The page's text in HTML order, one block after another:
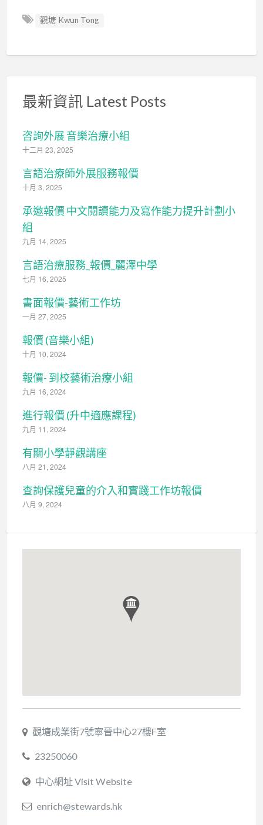
觀塘 Kwun Tong
最新資訊 Latest Posts
咨詢外展 音樂治療小組
十二月 23, 2025
言語治療師外展服務報價
十月 3, 2025
承邀報價 中文閱讀能力及寫作能力提升計劃小
組
九月 14, 2025
言語治療服務_報價_麗澤中學
七月 16, 2025
書面報價-藝術工作坊
一月 27, 2025
報價 (音樂小組)
十月 10, 2024
報價- 到校藝術治療小組
九月 16, 2024
進行報價 (升中適應課程)
九月 11, 2024
有關小學靜觀講座
八月 21, 2024
查詢保護兒童的介入和實踐工作坊報價
八月 9, 2024
觀塘成業街7號寧晉中心27樓F室
23250060
中心網址 Visit Website
enrich@stewards.hk